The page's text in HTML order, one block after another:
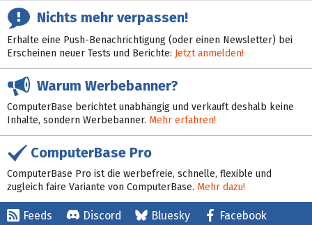
Nichts mehr verpassen!
Erhalte eine Push-Benachrichtigung (oder einen Newsletter) bei
Erscheinen neuer Tests und Berichte: Jetzt anmelden!
Warum Werbebanner?
ComputerBase berichtet unabhängig und verkauft deshalb keine
Inhalte, sondern Werbebanner. Mehr erfahren!
ComputerBase Pro
ComputerBase Pro ist die werbefreie, schnelle, flexible und
zugleich faire Variante von ComputerBase. Mehr dazu!
Feeds Discord Bluesky Facebook